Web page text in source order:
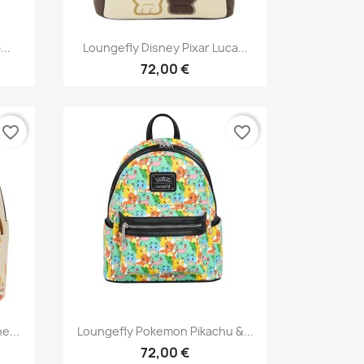
Aperçu rapide
Loungefly Disney Pixar Luca...
72,00 €
favorite_border
Aperçu rapide
Loungefly Pokemon Pikachu &...
72,00 €
favorite_border